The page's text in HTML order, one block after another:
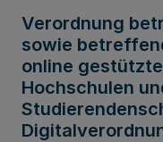
Verordnung
sowie
online
Hochschulen